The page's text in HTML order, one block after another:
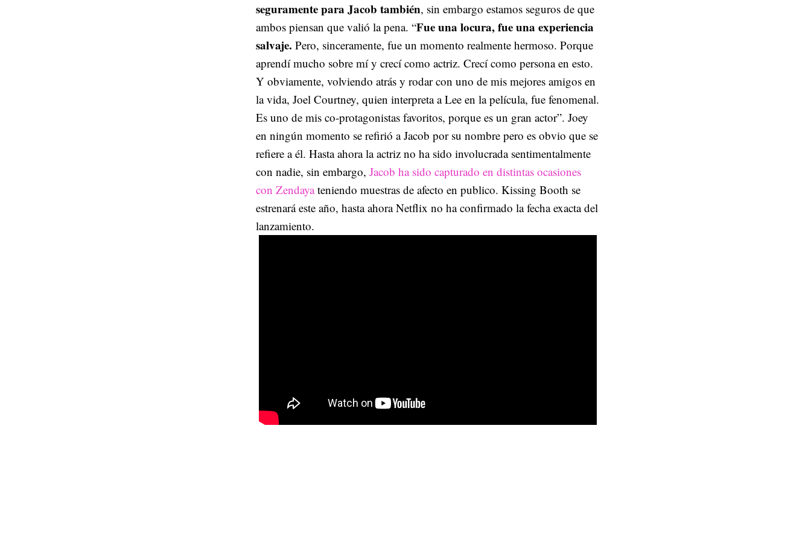
seguramente para Jacob también, sin embargo estamos seguros de que
ambos piensan que valió la pena. “Fue una locura, fue una experiencia
salvaje. Pero, sinceramente, fue un momento realmente hermoso. Porque
aprendí mucho sobre mí y crecí como actriz. Crecí como persona en esto.
Y obviamente, volviendo atrás y rodar con uno de mis mejores amigos en
la vida, Joel Courtney, quien interpreta a Lee en la película, fue fenomenal.
Es uno de mis co-protagonistas favoritos, porque es un gran actor”. Joey
en ningún momento se refirió a Jacob por su nombre pero es obvio que se
refiere a él. Hasta ahora la actriz no ha sido involucrada sentimentalmente
con nadie, sin embargo, Jacob ha sido capturado en distintas ocasiones
con Zendaya teniendo muestras de afecto en publico. Kissing Booth se
estrenará este año, hasta ahora Netflix no ha confirmado la fecha exacta del
lanzamiento.